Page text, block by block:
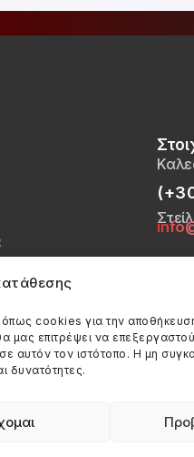
cookies για την
επιτρέψει να
αυτόν τον ιστότοπο. Η μη
δυνατότητες.
(ΕΕ)